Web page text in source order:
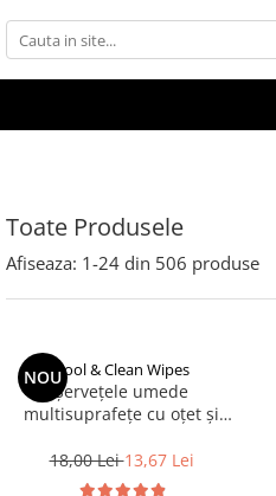
Toate Produsele
Afiseaza: 1-24 din 506 produse
NOUCool & Clean Wipes
Șervețele umede
multisuprafețe cu oțet și
Clean
18,00 Lei13,67 Lei